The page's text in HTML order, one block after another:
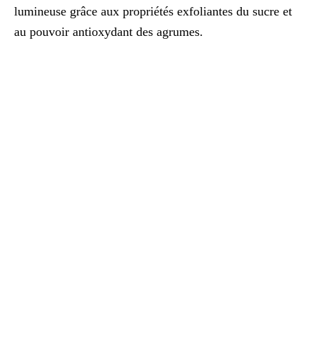
lumineuse grâce aux propriétés exfoliantes du sucre et
au pouvoir antioxydant des agrumes.